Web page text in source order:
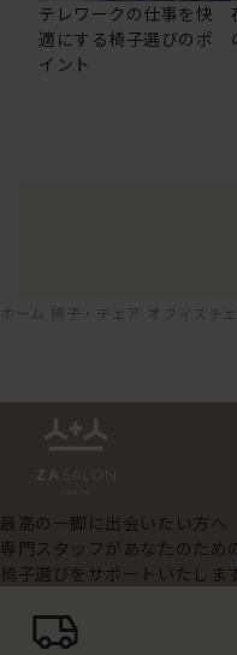
テレワークの仕事を快
適にする椅子選びのポ
イント
ホーム 椅子・チェア オフィスチ
最高の一脚に出会いたい方へ
専門スタッフがあなたのため
椅子選びをサポートいたします